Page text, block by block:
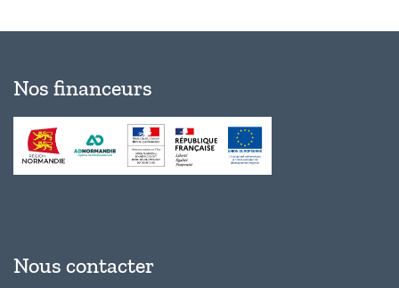
Nos financeurs
Nous contacter